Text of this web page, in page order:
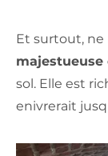
Et surtout, ne
majestueuse
sol. Elle est
enivrerait